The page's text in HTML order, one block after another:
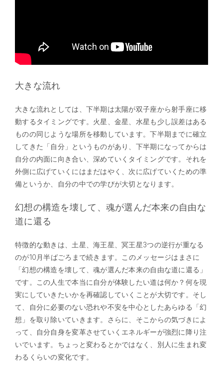
大きな流れ
大きな流れとしては、下半期は太陽が双子座から射手座に移
動するタイミングです。火星、金星、水星も少し誤差はある
ものの同じような場所を移動しています。下半期までに確立
してきた「自分」というものがあり、下半期になってからは
自分の内面に向き合い、深めていくタイミングです。それを
外側に広げていくにはまだはやく、次に広げていくための準
備というか、自分の中での学びが大切となります。
幻想の構造を壊して、魂が選んだ本来の自由な
道に還る
特徴的な動きは、土星、海王星、冥王星3つの逆行が重なる
のが10月半ばごろまで続きます。このメッセージはまさに
「幻想の構造を壊して、魂が選んだ本来の自由な道に還る」
です。この人生で本当に自分が体験したい道は何か？何を現
実にしていきたいかを再確認していくことが大切です。そし
て、自分に必要のない恐れや不安を中心としたあらゆる「幻
想」を取り除いていきます。さらに、そこからの気づきによ
って、自分自身を変革させていくエネルギーが強烈に降り注
いでいます。ちょっと変わるとかではなく、別人に生まれ変
わるくらいの変化です。